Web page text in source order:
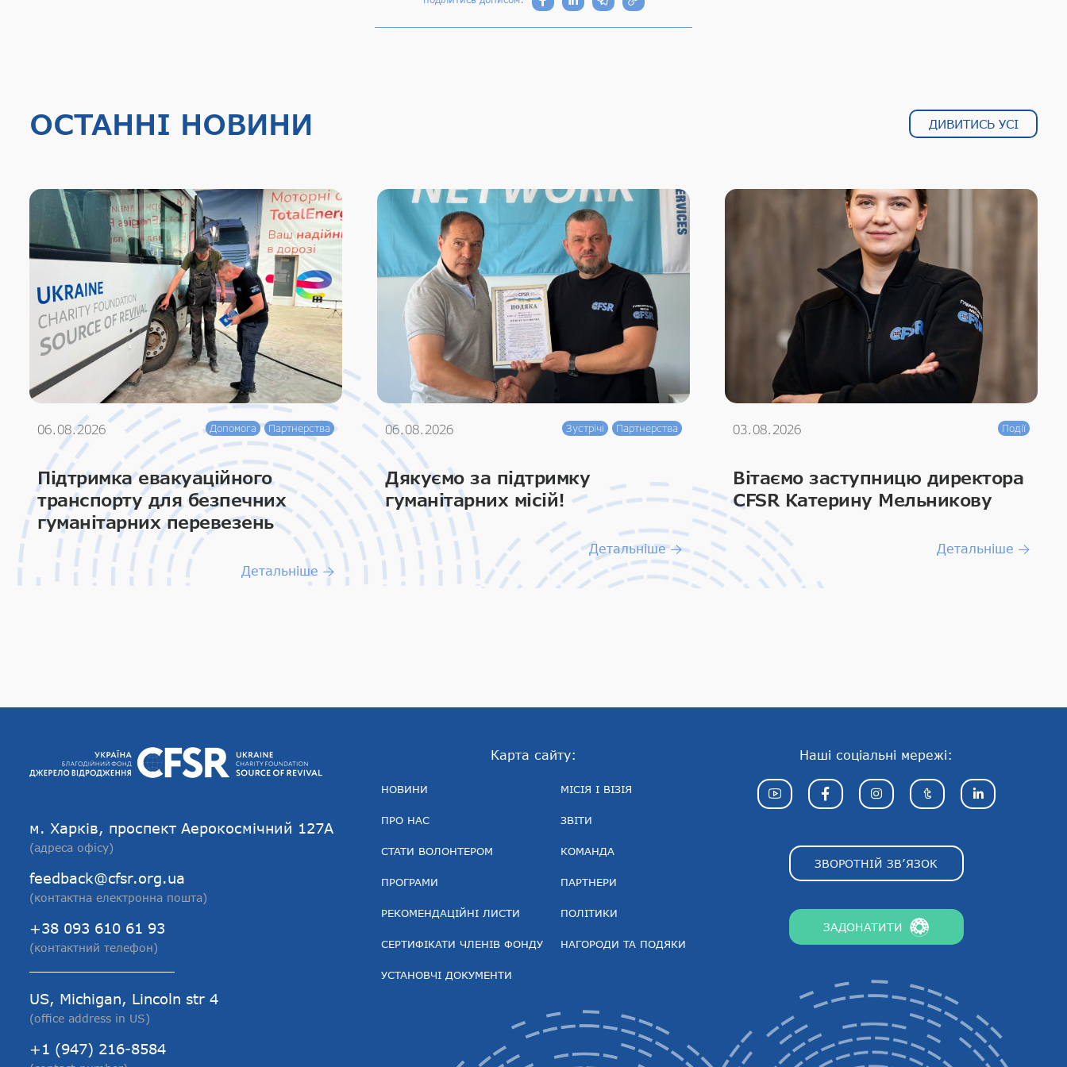
ОСТАННІ НОВИНИ ДИВИТИСЬ УСІ
06.08.2026 Допомога Партнерства
Підтримка евакуаційного
транспорту для безпечних
гуманітарних перевезень
Детальніше
06.08.2026 Зустрічі Партнерства
Дякуємо за підтримку
гуманітарних місій!
Детальніше
03.08.2026 Події
Вітаємо заступницю директора
CFSR Катерину Мельникову
Детальніше
м. Харків, проспект Аерокосмічний 127А
(адреса офісу)
feedback@cfsr.org.ua
(контактна електронна пошта)
+38 093 610 61 93
(контактний телефон)
US, Michigan, Lincoln str 4
(office address in US)
+1 (947) 216-8584
Карта сайту:
НОВИНИ
ПРО НАС
СТАТИ ВОЛОНТЕРОМ
ПРОГРАМИ
РЕКОМЕНДАЦІЙНІ ЛИСТИ
СЕРТИФІКАТИ ЧЛЕНІВ ФОНДУ
УСТАНОВЧІ ДОКУМЕНТИ
МІСІЯ І ВІЗІЯ
ЗВІТИ
КОМАНДА
ПАРТНЕРИ
ПОЛІТИКИ
НАГОРОДИ ТА ПОДЯКИ
Наші соціальні мережі:
ЗВОРОТНІЙ ЗВ’ЯЗОК
ЗАДОНАТИТИ